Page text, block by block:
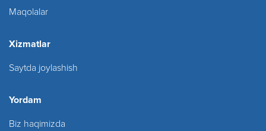
Maqolalar
Xizmatlar
Saytda joylashish
Yordam
Biz haqimizda